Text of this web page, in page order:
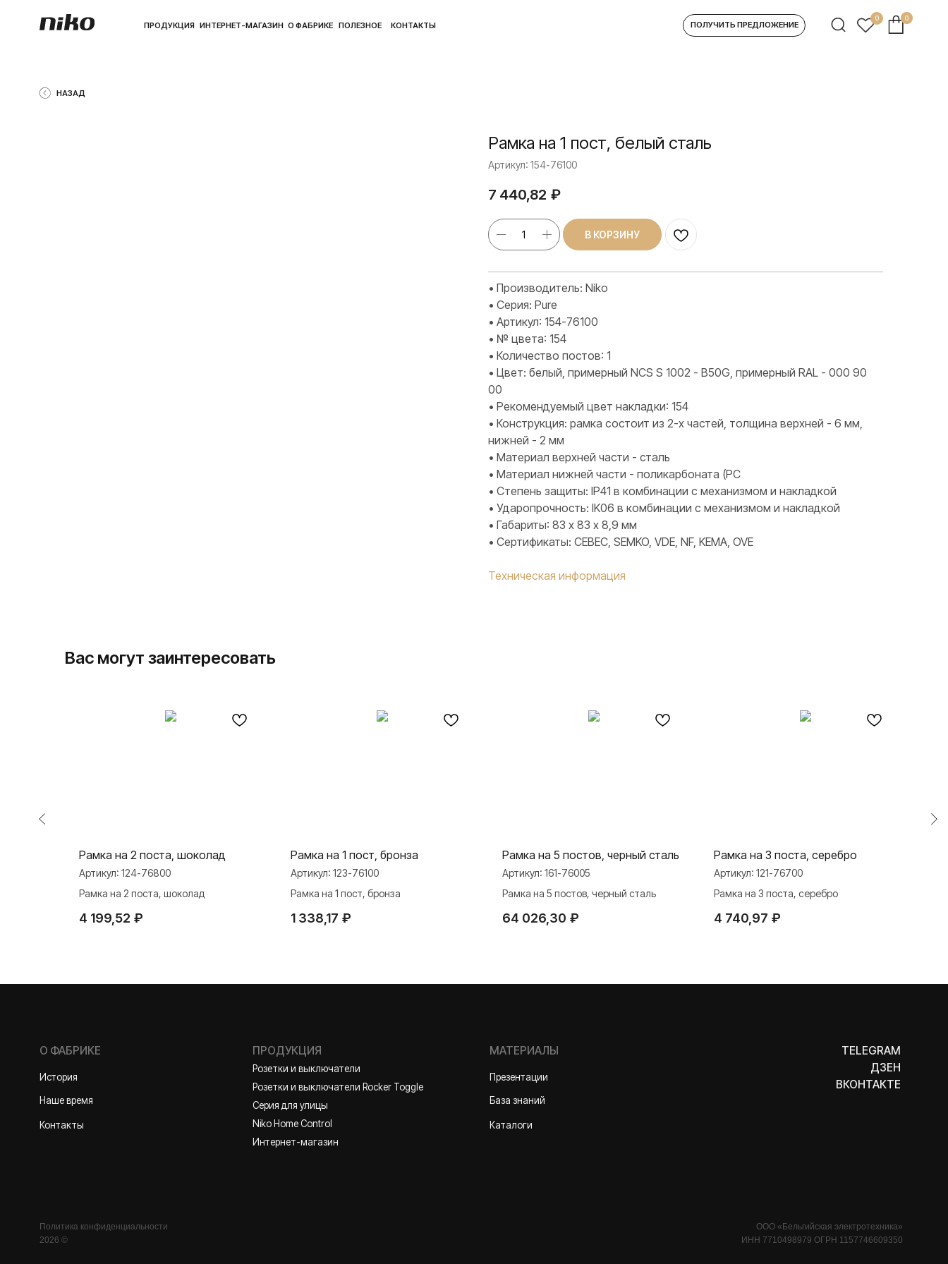
ПОЛУЧИТЬ ПРЕДЛОЖЕНИЕ
ПРОДУКЦИЯ ИНТЕРНЕТ-МАГАЗИН О ФАБРИКЕ ПОЛЕЗНОЕ КОНТАКТЫ
0
Рамка на 1 пост, белый сталь
Артикул: 154-76100
7 440,82 ₽
В КОРЗИНУ
• Производитель: Niko
• Серия: Pure
• Артикул: 154-76100
• № цвета: 154
• Количество постов: 1
• Цвет: белый, примерный NCS S 1002 - B50G, примерный RAL - 000 90
00
• Рекомендуемый цвет накладки: 154
• Конструкция: рамка состоит из 2-х частей, толщина верхней - 6 мм,
нижней - 2 мм
• Материал верхней части - сталь
• Материал нижней части - поликарбоната (PC
• Степень защиты: IP41 в комбинации с механизмом и накладкой
• Ударопрочность: IK06 в комбинации с механизмом и накладкой
• Габариты: 83 х 83 х 8,9 мм
• Сертификаты: CEBEC, SEMKO, VDE, NF, KEMA, OVE
Техническая информация
Вас могут заинтересовать
Рамка на 2 поста, шоколад
Артикул: 124-76800
Рамка на 2 поста, шоколад
4 199,52 ₽
Рамка на 1 пост, бронза
Артикул: 123-76100
Рамка на 1 пост, бронза
1 338,17 ₽
Рамка на 5 постов, черный сталь
Артикул: 161-76005
Рамка на 5 постов, черный сталь
64 026,30 ₽
Рамка на 3 поста, серебро
Артикул: 121-76700
Рамка на 3 поста, серебро
4 740,97 ₽
Политика конфиденциальности
Наше время Серия для улицы База знаний